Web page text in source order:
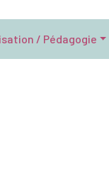
/ Pédagogie